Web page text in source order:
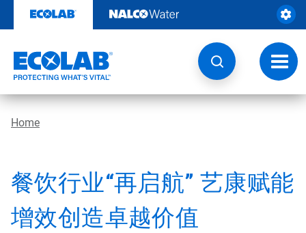
content
Home
餐饮行业“再启航” 艺康赋能
增效创造卓越价值